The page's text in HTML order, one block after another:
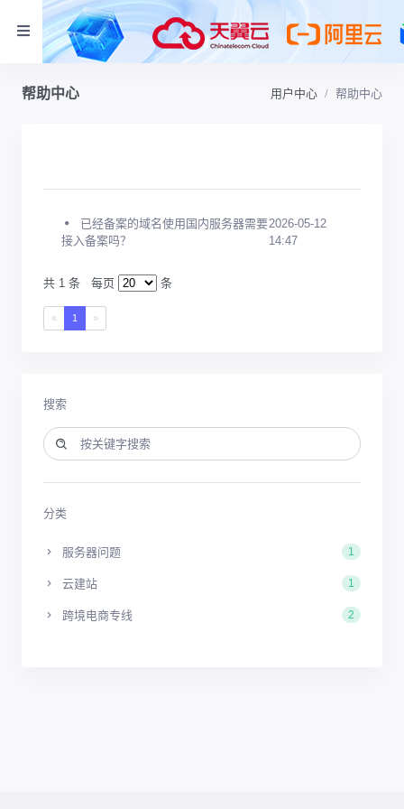
帮助中心 用户中心 帮助中心
已经备案的域名使用国内服务器需要
接入备案吗？
2026-05-12
14:47
共 1 条 每页 条
« 1 »
搜索
分类
服务器问题 1
云建站 1
跨境电商专线 2